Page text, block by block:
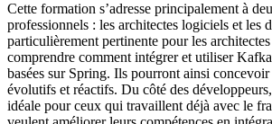
Cette formation s’adresse principalement à
professionnels : les architectes logiciels et les
particulièrement pertinente pour les
comprendre comment intégrer et utiliser
basées sur Spring. Ils pourront ainsi concevoir
évolutifs et réactifs. Du côté des
idéale pour ceux qui travaillent déjà avec le